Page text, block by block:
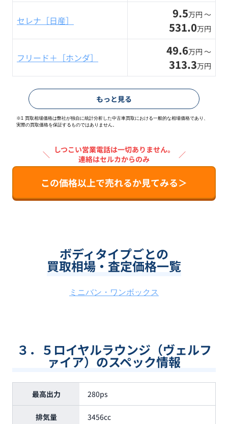
セレナ［日産］ 9.5万円 〜
531.0万円
フリード＋［ホンダ］ 49.6万円 〜
313.3万円
もっと見る
※1 買取相場価格は弊社が独自に統計分析した中古車買取における一般的な相場価格であり、
実際の買取価格を保証するものではありません。
＼ しつこい営業電話は一切ありません。
連絡はセルカからのみ
／
この価格以上で売れるか見てみる＞
ボディタイプごとの
買取相場・査定価格一覧
ミニバン・ワンボックス
３．５ロイヤルラウンジ（ヴェルフ
ァイア）のスペック情報
最高出力 280ps
排気量 3456cc